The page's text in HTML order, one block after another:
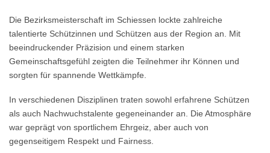
Die Bezirksmeisterschaft im Schiessen lockte zahlreiche
talentierte Schützinnen und Schützen aus der Region an. Mit
beeindruckender Präzision und einem starken
Gemeinschaftsgefühl zeigten die Teilnehmer ihr Können und
sorgten für spannende Wettkämpfe.
In verschiedenen Disziplinen traten sowohl erfahrene Schützen
als auch Nachwuchstalente gegeneinander an. Die Atmosphäre
war geprägt von sportlichem Ehrgeiz, aber auch von
gegenseitigem Respekt und Fairness.